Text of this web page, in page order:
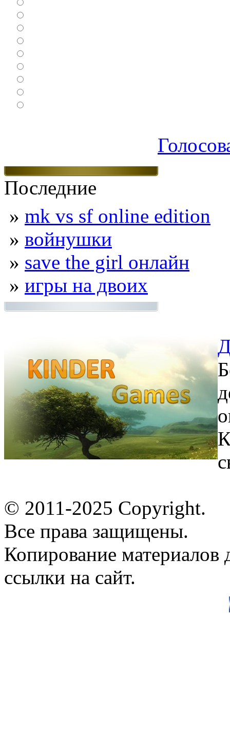
Последние
» mk vs sf online edition
» войнушки
» save the girl онлайн
» игры на двоих
© 2011-2025 Copyright.
Все права защищены.
Копирование материалов
ссылки на сайт.